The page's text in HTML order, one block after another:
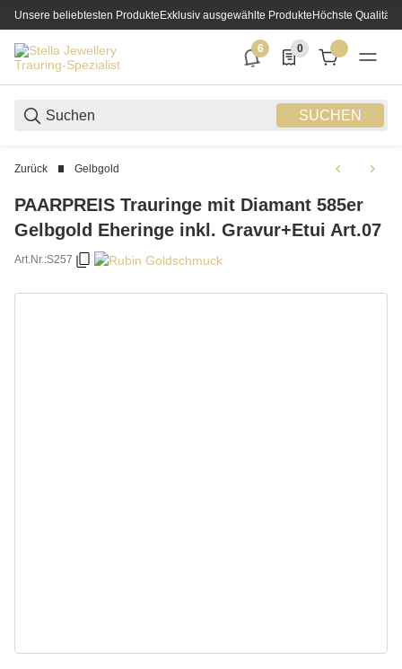
Unsere beliebtesten ProdukteExklusiv ausgewählte ProdukteHöchste Qualität
SUCHEN
6
6 neue Notifizierungen
0
0 Produkte in der
Zurück Gelbgold
PAARPREIS Trauringe mit Diamant 585er
Gelbgold Eheringe inkl. Gravur+Etui Art.07
Art.Nr.:S257